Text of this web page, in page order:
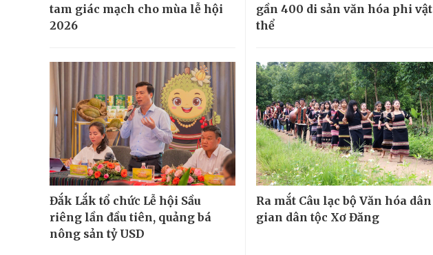
tam giác mạch cho mùa lễ hội
2026
gần 400 di sản văn hóa phi vật
thể
Đắk Lắk tổ chức Lễ hội Sầu
riêng lần đầu tiên, quảng bá
nông sản tỷ USD
Ra mắt Câu lạc bộ Văn hóa dân
gian dân tộc Xơ Đăng